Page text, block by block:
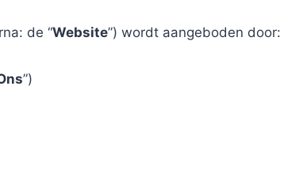
de “Website”) wordt aangeboden door:
”)